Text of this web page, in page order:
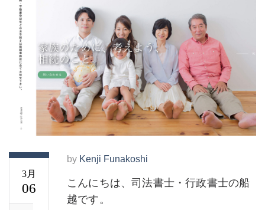
3月
06
by Kenji Funakoshi
こんにちは、司法書士・行政書士の船
越です。